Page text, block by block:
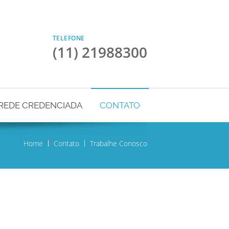
TELEFONE
(11) 21988300
CREDENCIADA CONTATO
Home Contato Trabalhe Conosco